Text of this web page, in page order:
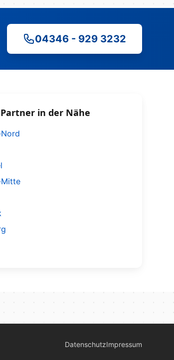
04346 - 929 3232
in der Nähe
DatenschutzImpressum